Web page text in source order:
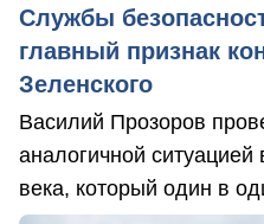
Службы
главный признак
Зеленского
Василий Прозоров
аналогичной
века, который один в